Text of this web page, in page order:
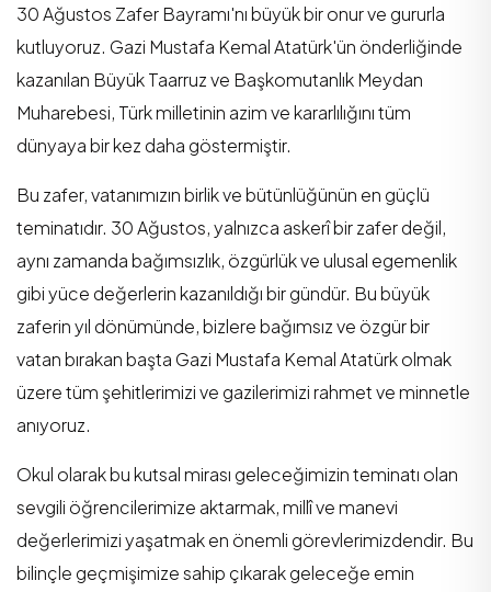
30 Ağustos Zafer Bayramı'nı büyük bir onur ve gururla
kutluyoruz. Gazi Mustafa Kemal Atatürk'ün önderliğinde
kazanılan Büyük Taarruz ve Başkomutanlık Meydan
Muharebesi, Türk milletinin azim ve kararlılığını tüm
dünyaya bir kez daha göstermiştir.
Bu zafer, vatanımızın birlik ve bütünlüğünün en güçlü
teminatıdır. 30 Ağustos, yalnızca askerî bir zafer değil,
aynı zamanda bağımsızlık, özgürlük ve ulusal egemenlik
gibi yüce değerlerin kazanıldığı bir gündür. Bu büyük
zaferin yıl dönümünde, bizlere bağımsız ve özgür bir
vatan bırakan başta Gazi Mustafa Kemal Atatürk olmak
üzere tüm şehitlerimizi ve gazilerimizi rahmet ve minnetle
anıyoruz.
Okul olarak bu kutsal mirası geleceğimizin teminatı olan
sevgili öğrencilerimize aktarmak, millî ve manevi
değerlerimizi yaşatmak en önemli görevlerimizdendir. Bu
bilinçle geçmişimize sahip çıkarak geleceğe emin